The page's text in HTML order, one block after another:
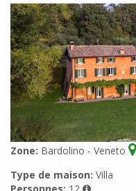
Zone: Bardolino - Veneto
Type de maison: Villa